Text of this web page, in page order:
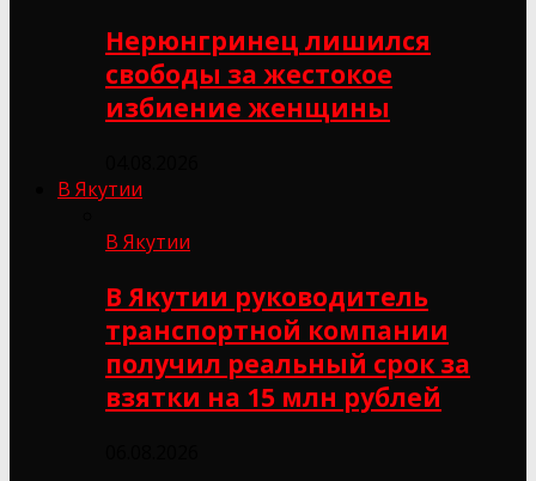
Нерюнгринец лишился
свободы за жестокое
избиение женщины
В Якутии
В Якутии
В Якутии руководитель
транспортной компании
получил реальный срок за
взятки на 15 млн рублей